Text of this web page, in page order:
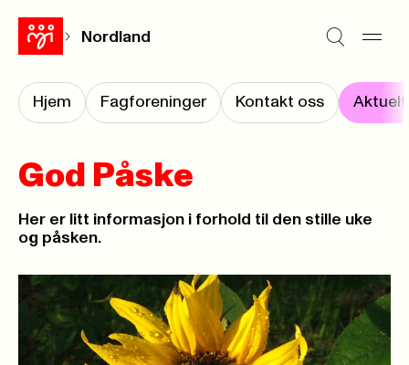
Nordland
Hjem Fagforeninger Kontakt oss Aktuelt
God Påske
Her er litt informasjon i forhold til den stille uke
og påsken.